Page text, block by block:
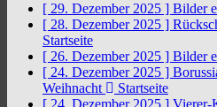
[ 29. Dezember 2025 ] Bilder
[ 28. Dezember 2025 ]
Startseite
[ 26. Dezember 2025 ] Bilder
[ 24. Dezember 2025 ]
Weihnacht
Startseite
[ 24. Dezember 2025 ] Vierer-